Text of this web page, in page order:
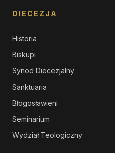
DIECEZJA
Historia
Biskupi
Synod Diecezjalny
Sanktuaria
Błogosławieni
Seminarium
Wydział Teologiczny